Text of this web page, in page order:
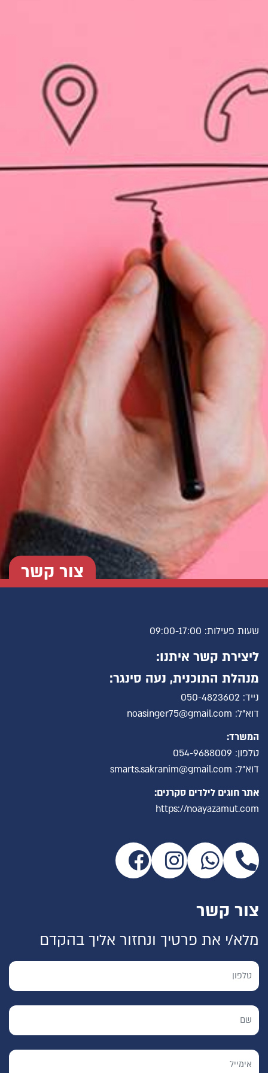
צור קשר
שעות פעילות: 09:00-17:00
ליצירת קשר איתנו:
מנהלת התוכנית, נעה סינגר:
נייד: 050-4823602
דוא"ל: noasinger75@gmail.com
המשרד:
טלפון: 054-9688009
דוא"ל: smarts.sakranim@gmail.com
אתר חוגים לילדים סקרנים:
https://noayazamut.com
צור קשר
מלא/י את פרטיך ונחזור אליך בהקדם